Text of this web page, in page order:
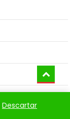
Descartar